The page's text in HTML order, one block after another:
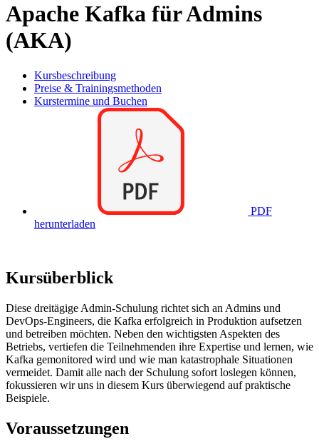
Apache Kafka für Admins
(AKA)
Kursbeschreibung
Preise & Trainingsmethoden
Kurstermine und Buchen
PDF
herunterladen
Kursüberblick
Diese dreitägige Admin-Schulung richtet sich an Admins und
DevOps-Engineers, die Kafka erfolgreich in Produktion aufsetzen
und betreiben möchten. Neben den wichtigsten Aspekten des
Betriebs, vertiefen die Teilnehmenden ihre Expertise und lernen, wie
Kafka gemonitored wird und wie man katastrophale Situationen
vermeidet. Damit alle nach der Schulung sofort loslegen können,
fokussieren wir uns in diesem Kurs überwiegend auf praktische
Beispiele.
Voraussetzungen